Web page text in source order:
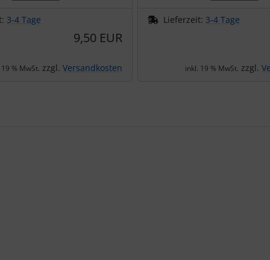
3-4 Tage
9,50 EUR
% MwSt. zzgl. Versandkosten
Lieferzeit: 3-4 Tage
inkl. 19 % MwSt. zzgl.